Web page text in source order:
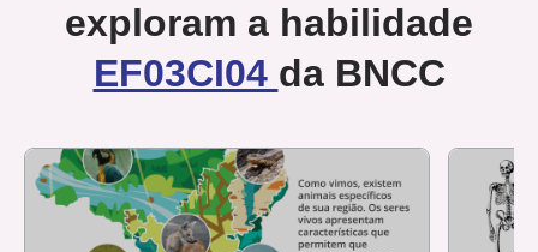
exploram a habilidade
EF03CI04 da BNCC